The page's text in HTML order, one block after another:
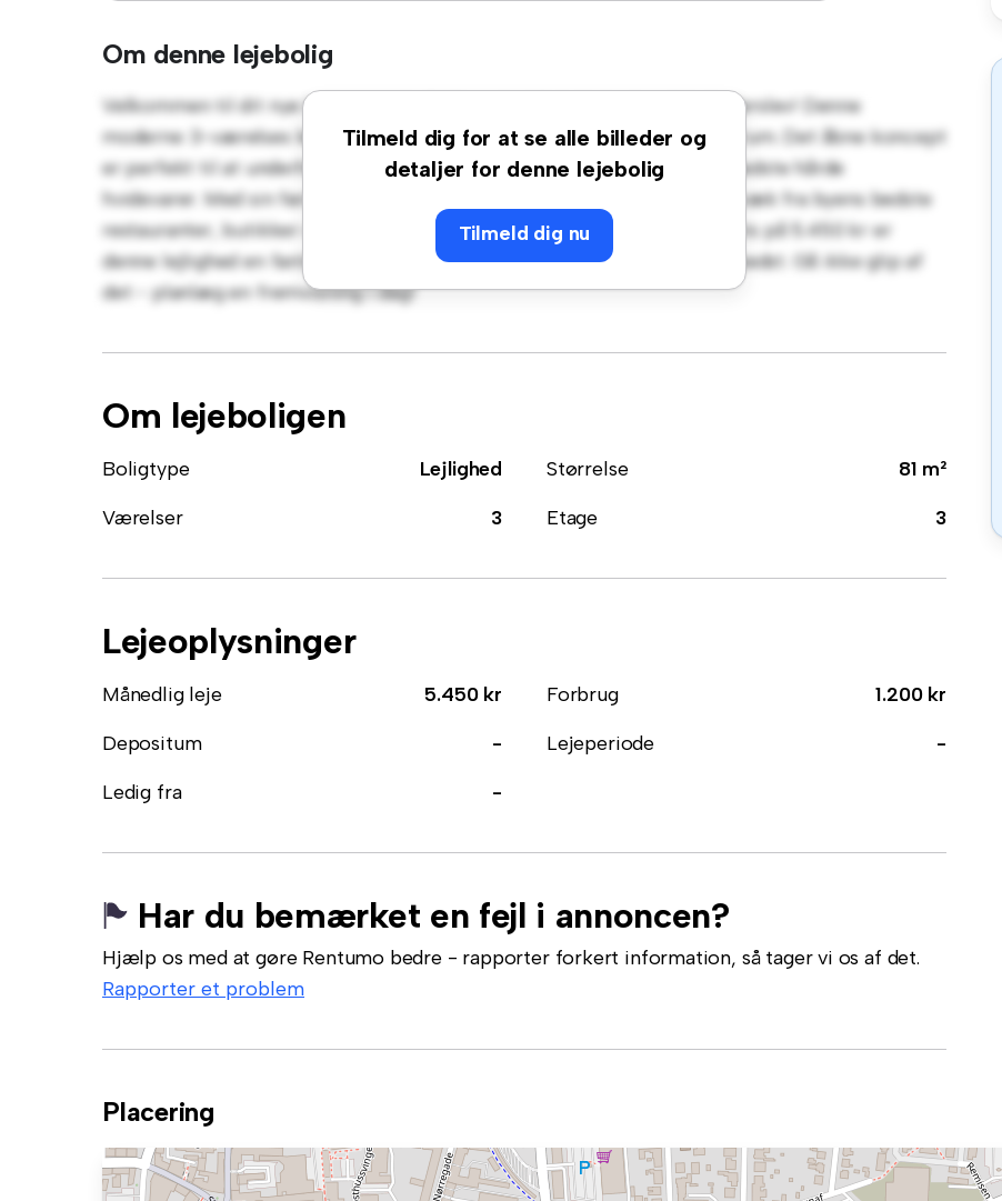
Om denne lejebolig
Tilmeld dig for at se alle billeder og
detaljer for denne lejebolig
Tilmeld dig nu
Velkommen til dit nye byferiested på Allegade 4C, lejlighed nr. 30, Haderslev! Denne
moderne 3-værelses lejlighed tilbyder et stilfuldt og hyggeligt opholdsrum. Det åbne koncept
er perfekt til at underholde, og det slanke køkken er udstyret med de bedste hårde
hvidevarer. Med sin førsteklasses beliggenhed vil du være kun få skridt væk fra byens bedste
restauranter, butikker og underholdningssteder. Til en overkommelig pris på 5.450 kr er
denne lejlighed en fantastisk mulighed for at nyde byens liv, når det er bedst. Gå ikke glip af
det - planlæg en fremvisning i dag!
Om lejeboligen
Boligtype Lejlighed Størrelse
81 m²
Værelser
3 Etage 3
Lejeoplysninger
Månedlig leje 5.450 kr Forbrug
1.200 kr
Depositum
- Lejeperiode
-
Ledig fra
-
Har du bemærket en fejl i annoncen?
Hjælp os med at gøre Rentumo bedre - rapporter forkert information, så tager vi os af det.
Rapporter et problem
Placering